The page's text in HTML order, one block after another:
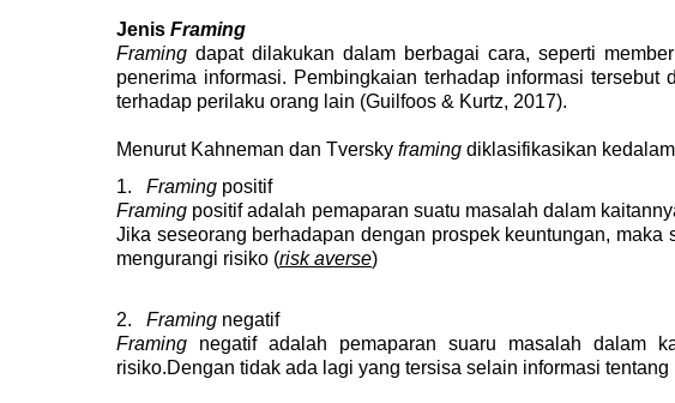
Jenis Framing
Framing dapat dilakukan dalam berbagai cara, seperti
penerima informasi. Pembingkaian terhadap informasi
terhadap perilaku orang lain (Guilfoos & Kurtz, 2017).
Menurut Kahneman dan Tversky framing diklasifikasikan
1.
Framing positif
Framing positif adalah pemaparan suatu masalah dalam
Jika seseorang berhadapan dengan prospek keuntungan,
mengurangi risiko (risk averse)
2. Framing negatif
Framing negatif adalah pemaparan suaru masalah dalam
risiko.Dengan tidak ada lagi yang tersisa selain informasi